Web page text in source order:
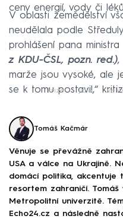
ceny energií, vody či
V oblasti zemědělství
neudělala podle
prohlášení pana
z KDU-ČSL, pozn. red.),
marže jsou vysoké, ale
se k tomu postavil,“
krize jídlo
Tomáš Kačmár
Věnuje se převážně
USA a válce na Ukrajině.
domácí politika, akcentuje
resortem zahraničí.
Metropolitní univerzitě.
Echo24.cz a následně